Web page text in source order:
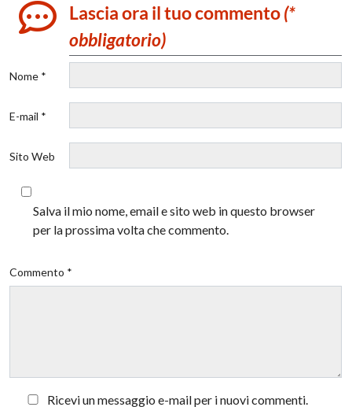
Lascia ora il tuo commento(*
obbligatorio)
Nome *
E-mail *
Sito Web
Salva il mio nome, email e sito web in questo browser
per la prossima volta che commento.
Commento *
Ricevi un messaggio e-mail per i nuovi commenti.